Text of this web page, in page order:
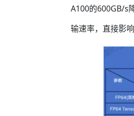
A100的600GB/s
输速率，直接影